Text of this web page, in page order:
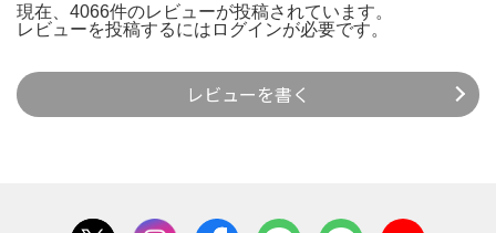
現在、4066件のレビューが投稿されています。
レビューを投稿するには ログインが必要です。
レビューを書く